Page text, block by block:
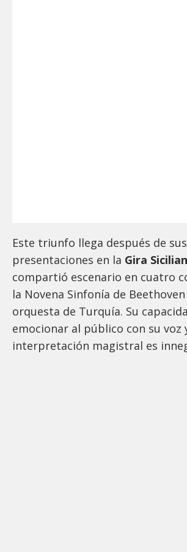
Este triunfo llega después de
presentaciones en la Gira
compartió escenario en cuatro
la Novena Sinfonía de
orquesta de Turquía. Su
emocionar al público con su voz
interpretación magistral es